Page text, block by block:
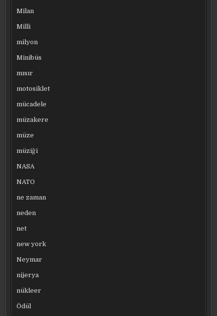
Milan
Milli
milyon
Minibüs
mısır
motosiklet
mücadele
müzakere
müze
müziği
NASA
NATO
ne zaman
neden
net
new york
Neymar
nijerya
nükleer
Ödül